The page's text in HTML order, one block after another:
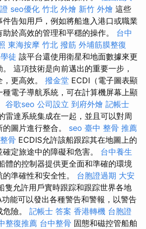
seo優化 竹北 外燴 新竹 外燴 這些
告知用戶，例如將船進入港口或職業
於高效的管理和平穩的操作。 台中
東海按摩 竹北 撥筋 外埔筋膜整復
徒 該平台還使用衛星和地面數據來更
這項技術是向前邁出的重要一步，
更高效。 撥金堂 ECDI（電子圖表顯
電子導航系統，可在計算機屏幕上顯
谷歌seo 公司設立 到府外燴 記帳士
雷達系統集成在一起，並且可以對周
圖片進行整合。 seo 臺中 整骨 推薦
骨 ECDIS允許該船跟踪其在地圖上的
定旅途中的障礙和危害。 台中養生
體的控制器提供更全面和準確的環境
準確性和安全性。 台胞證過期 大安
隻允許用戶實時跟踪和跟踪世界各地
能可以發出各種警告和警報，以警告
險。 記帳士 答案 香港轉機 台胞證
整復推薦 台中整骨 固態和磁控管船舶